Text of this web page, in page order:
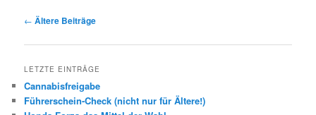
Beitrags-
← Ältere Beiträge
LETZTE EINTRÄGE
Cannabisfreigabe
Führerschein-Check (nicht nur für Ältere!)